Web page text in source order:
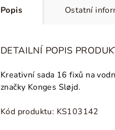
Popis Ostatní
DETAILNÍ POPIS
Kreativní sada 16 fixů na
značky Konges Sløjd.
Kód produktu: KS103142